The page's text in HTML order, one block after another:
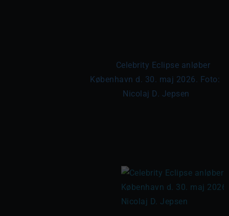
København d. 30. maj 2026. Foto:
Nicolaj D. Jepsen